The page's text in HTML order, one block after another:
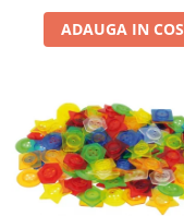
ADAUGA IN COS